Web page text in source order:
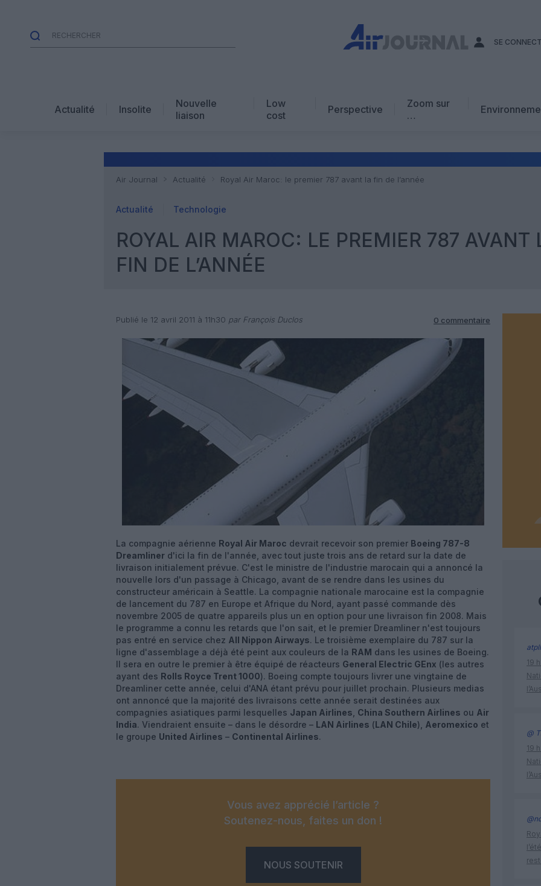
SE
Actualité Insolite
Nouvelle
liaison
Low
cost
Perspective
Zoom sur
…
Avis d’expert
Air Journal Actualité Royal Air Maroc: le premier 787 avant la fin de l’année
Actualité Technologie
ROYAL AIR MAROC: LE PREMIER 787 AVANT
FIN DE L’ANNÉE
Publié le 12 avril 2011 à 11h30 par François Duclos 0 commentaire
La compagnie aérienne Royal Air Maroc devrait recevoir son premier Boeing 787-8
Dreamliner d'ici la fin de l'année, avec tout juste trois ans de retard sur la date de
livraison initialement prévue. C'est le ministre de l'industrie marocain qui a annoncé la
nouvelle lors d'un passage à Chicago, avant de se rendre dans les usines du
constructeur américain à Seattle. La compagnie nationale marocaine est la compagnie
de lancement du 787 en Europe et Afrique du Nord, ayant passé commande dès
novembre 2005 de quatre appareils plus un en option pour une livraison fin 2008. Mais
le programme a connu les retards que l'on sait, et le premier Dreamliner n'est toujours
pas entré en service chez All Nippon Airways. Le troisième exemplaire du 787 sur la
ligne d'assemblage a déjà été peint aux couleurs de la RAM dans les usines de Boeing.
Il sera en outre le premier à être équipé de réacteurs General Electric GEnx (les autres
ayant des Rolls Royce Trent 1000). Boeing compte toujours livrer une vingtaine de
Dreamliner cette année, celui d'ANA étant prévu pour juillet prochain. Plusieurs medias
ont annoncé que la majorité des livraisons cette année serait destinées aux
compagnies asiatiques parmi lesquelles Japan Airlines China Southern Airlines ou Air
India. Viendraient ensuite – dans le désordre – LAN Airlines (LAN Chile), Aeromexico et
le groupe United Airlines – Continental Airlines.
Vous avez apprécié l’article ?
Soutenez-nous, faites un don !
NOUS SOUTENIR
19
@
19